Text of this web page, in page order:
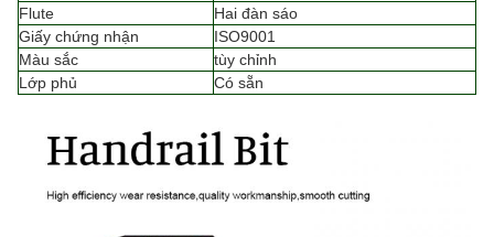
Flute
Hai đàn sáo
Giấy chứng nhận
ISO9001
Màu sắc
tùy chỉnh
Lớp phủ
Có sẵn